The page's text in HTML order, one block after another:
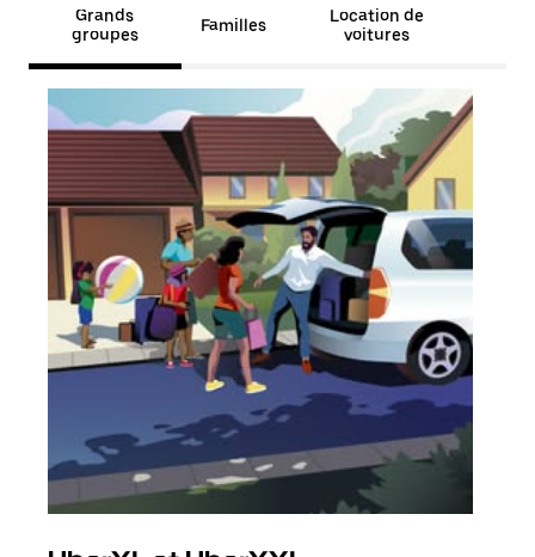
Grands
groupes
Familles
Location de
voitures